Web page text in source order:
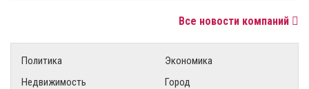
Все новости компаний
Политика
Экономика
Недвижимость
Город